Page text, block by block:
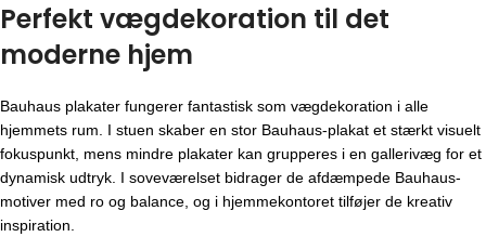
Perfekt vægdekoration til det
moderne hjem
Bauhaus plakater fungerer fantastisk som vægdekoration i alle
hjemmets rum. I stuen skaber en stor Bauhaus-plakat et stærkt visuelt
fokuspunkt, mens mindre plakater kan grupperes i en gallerivæg for et
dynamisk udtryk. I soveværelset bidrager de afdæmpede Bauhaus-
motiver med ro og balance, og i hjemmekontoret tilføjer de kreativ
inspiration.